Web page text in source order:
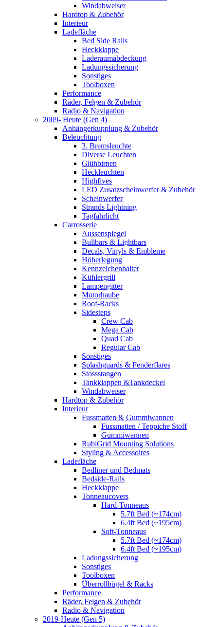
Windabweiser
Hardtop & Zubehör
Interieur
Ladefläche
Bed Side Rails
Heckklappe
Laderaumabdeckung
Ladungssicherung
Sonstiges
Toolboxen
Performance
Räder, Felgen & Zubehör
Radio & Navigation
2009- Heute (Gen 4)
Anhängerkupplung & Zubehör
Beleuchtung
3. Bremsleuchte
Diverse Leuchten
Glühbirnen
Heckleuchten
Highfives
LED Zusatzscheinwerfer & Zubehör
Scheinwerfer
Strands Lightning
Tagfahrlicht
Carrosserie
Aussenspiegel
Bullbars & Lightbars
Decals, Vinyls & Embleme
Höherlegung
Kennzeichenhalter
Kühlergrill
Lampengitter
Motorhaube
Roof-Racks
Sidesteps
Crew Cab
Mega Cab
Quad Cab
Regular Cab
Sonstiges
Splashguards & Fenderflares
Stossstangen
Tankklappen &Tankdeckel
Windabweiser
Hardtop & Zubehör
Interieur
Fussmatten & Gummiwannen
Fussmatten / Teppiche Stoff
Gummiwannen
RubiGrid Mounting Solutions
Styling & Accessoires
Ladefläche
Bedliner und Bedmats
Bedside-Rails
Heckklappe
Tonneaucovers
Hard-Tonneaus
5.7ft Bed (~174cm)
6.4ft Bed (~195cm)
Soft-Tonneaus
5.7ft Bed (~174cm)
6.4ft Bed (~195cm)
Ladungssicherung
Sonstiges
Toolboxen
Überrollbügel & Racks
Performance
Räder, Felgen & Zubehör
Radio & Navigation
2019-Heute (Gen 5)